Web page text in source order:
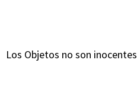
Los Objetos no son inocentes